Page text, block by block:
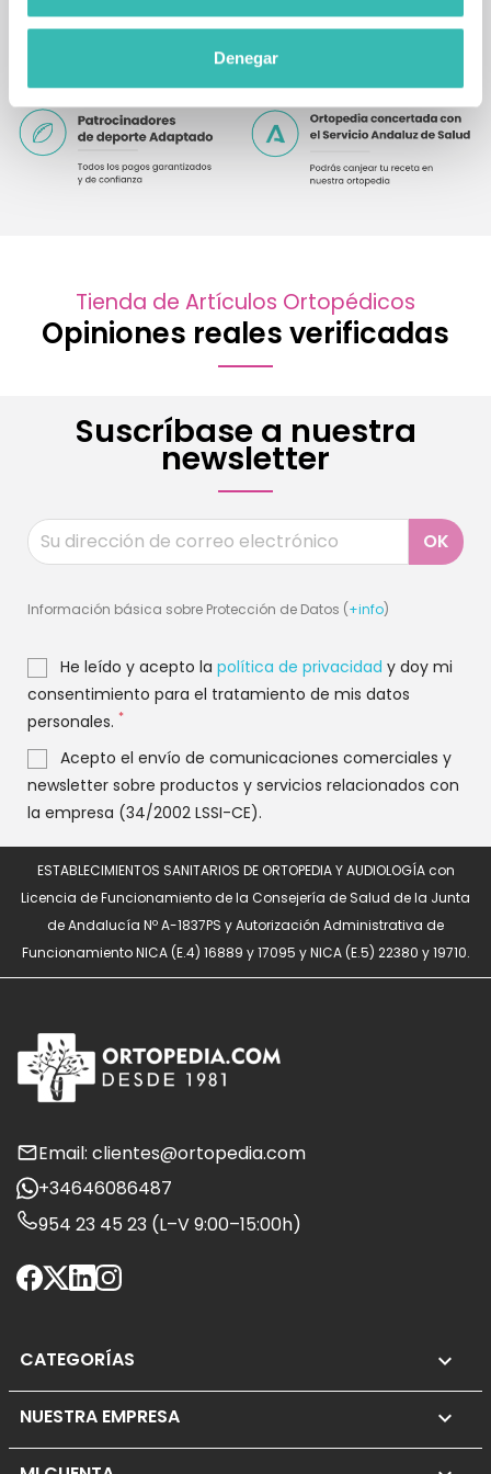
Denegar
Tienda de Artículos Ortopédicos
Opiniones reales verificadas
Suscríbase a nuestra
newsletter
Información básica sobre Protección de Datos (+info)
He leído y acepto la política de privacidad y doy mi
consentimiento para el tratamiento de mis datos
personales. *
Acepto el envío de comunicaciones comerciales y
newsletter sobre productos y servicios relacionados con
la empresa (34/2002 LSSI-CE).
ESTABLECIMIENTOS SANITARIOS DE ORTOPEDIA Y AUDIOLOGÍA con
Licencia de Funcionamiento de la Consejería de Salud de la Junta
de Andalucía Nº A-1837PS y Autorización Administrativa de
Funcionamiento NICA (E.4) 16889 y 17095 y NICA (E.5) 22380 y 19710.
Email: clientes@ortopedia.com
+34646086487
954 23 45 23 (L–V 9:00–15:00h)
CATEGORÍAS 
NUESTRA EMPRESA 